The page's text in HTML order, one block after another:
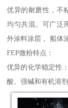
优异的耐磨性，不
均匀共混。可广泛
外涂料涂层， 船体
FEP微粉特点：
优异的化学稳定性
酸、强碱和有机溶剂